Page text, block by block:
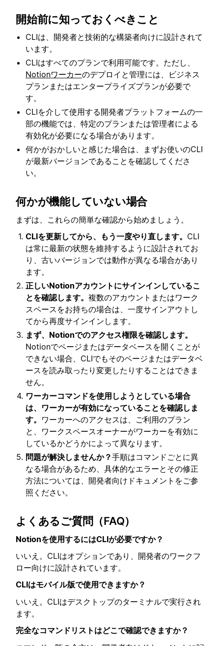
開始前に知っておくべきこと
CLIは、開発者と技術的な構築者向けに設計されて
います。
CLIはすべてのプランで利用可能です。ただし、
Notionワーカーのデプロイと管理には、ビジネス
プランまたはエンタープライズプランが必要で
す。
CLIを介して使用する開発者プラットフォームの一
部の機能では、特定のプランまたは管理者による
有効化が必要になる場合があります。
何かがおかしいと感じた場合は、まずお使いのCLI
が最新バージョンであることを確認してくださ
い。
何かが機能していない場合
まずは、これらの簡単な確認から始めましょう。
CLIを更新してから、もう一度やり直します。 CLI
は常に最新の状態を維持するように設計されてお
り、古いバージョンでは動作が異なる場合があり
ます。
正しいNotionアカウントにサインインしているこ
とを確認します。 複数のアカウントまたはワーク
スペースをお持ちの場合は、一度サインアウトし
てから再度サインインします。
まず、Notionでのアクセス権限を確認します。
Notionでページまたはデータベースを開くことが
できない場合、CLIでもそのページまたはデータベ
ースを読み取ったり変更したりすることはできま
せん。
ワーカーコマンドを使用しようとしている場合
は、ワーカーが有効になっていることを確認しま
す。 ワーカーへのアクセスは、ご利用のプラン
と、ワークスペースオーナーがワーカーを有効に
しているかどうかによって異なります。
問題が解決しませんか？手順はコマンドごとに異
なる場合があるため、具体的なエラーとその修正
方法については、開発者向けドキュメントをご参
照ください。
よくあるご質問（FAQ）
Notionを使用するにはCLIが必要ですか？
いいえ。CLIはオプションであり、開発者のワークフ
ロー向けに設計されています。
CLIはモバイル版で使用できますか？
いいえ。CLIはデスクトップのターミナルで実行され
ます。
完全なコマンドリストはどこで確認できますか？